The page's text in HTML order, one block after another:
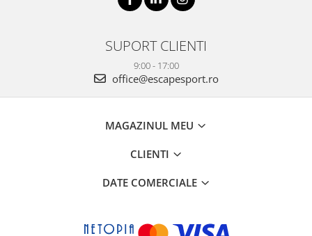
SUPORT CLIENTI
9:00 - 17:00
office@escapesport.ro
MAGAZINUL MEU
CLIENTI
DATE COMERCIALE